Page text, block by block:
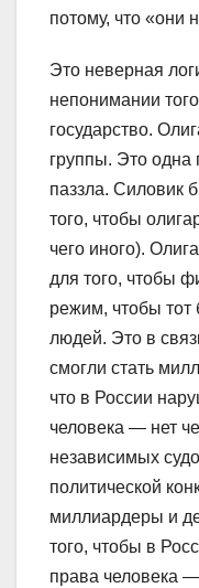
потому, что «они
Это неверная
непонимании
государство.
группы. Это одна
паззла. Силовик
того, чтобы
чего иного).
для того, чтобы
режим, чтобы
людей. Это в
смогли стать
что в России
человека — нет
независимых
политической
миллиардеры и
того, чтобы в
права человека